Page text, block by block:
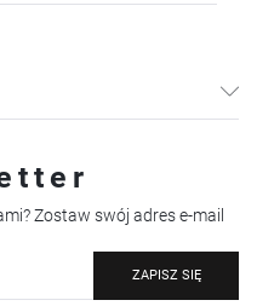
Zostaw swój adres e-mail
ZAPISZ SIĘ